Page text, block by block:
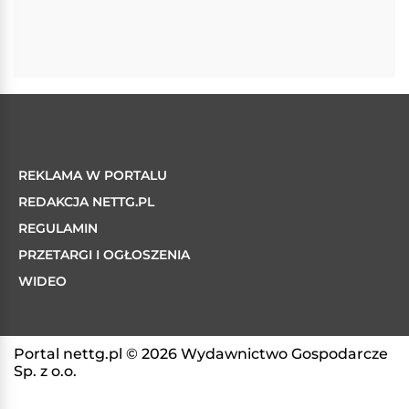
REKLAMA W PORTALU
REDAKCJA NETTG.PL
REGULAMIN
PRZETARGI I OGŁOSZENIA
WIDEO
Portal nettg.pl © 2026 Wydawnictwo Gospodarcze
Sp. z o.o.